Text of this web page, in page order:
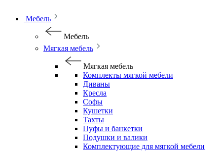
Мебель
Мебель
Мягкая мебель
Мягкая мебель
Комплекты мягкой мебели
Диваны
Кресла
Софы
Кушетки
Тахты
Пуфы и банкетки
Подушки и валики
Комплектующие для мягкой мебели